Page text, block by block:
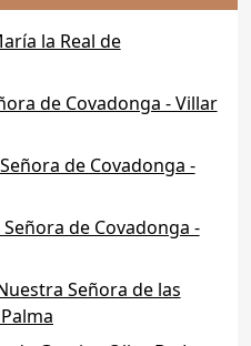
la Real de
de Covadonga - Villar
de Covadonga -
de Covadonga -
Señora de las